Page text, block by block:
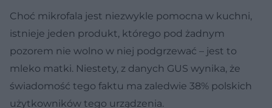
Choć mikrofala jest niezwykle pomocna w kuchni,
istnieje jeden produkt, którego pod żadnym
pozorem nie wolno w niej podgrzewać – jest to
mleko matki. Niestety, z danych GUS wynika, że
świadomość tego faktu ma zaledwie 38% polskich
użytkowników tego urządzenia.